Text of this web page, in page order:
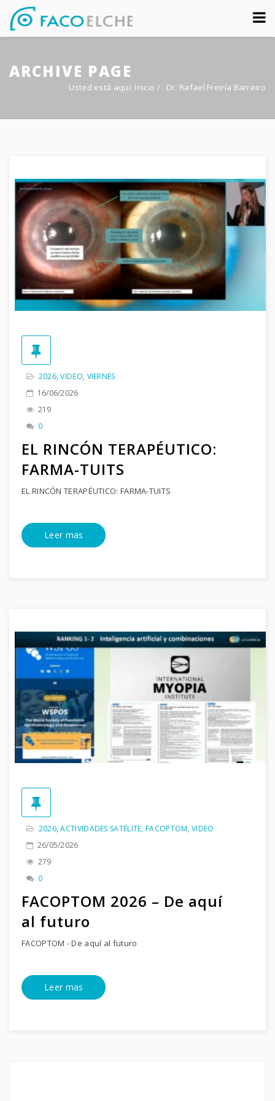
Sobre nosotros
Congreso
Contacto
ARCHIVE PAGE
Usted está aquí: Inicio / Dr. Rafael Freiría Barreiro
2026,VIDEO, VIERNES
16/06/2026
219
0
EL RINCÓN TERAPÉUTICO:
FARMA-TUITS
EL RINCÓN TERAPÉUTICO: FARMA-TUITS
Leer mas
2026,ACTIVIDADES SATÉLITE,FACOPTOM,VIDEO
26/05/2026
279
0
FACOPTOM 2026 – De aquí
al futuro
FACOPTOM - De aquí al futuro
Leer mas